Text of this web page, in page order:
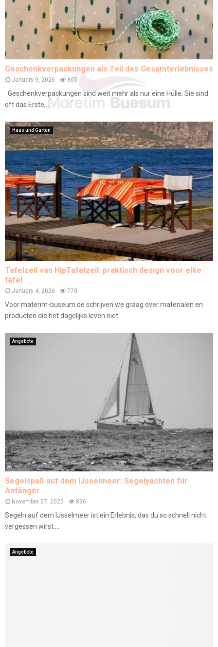
Geschenkverpackungen als Teil des Gesamterlebnisses
January 9, 2026 805
Geschenkverpackungen sind weit mehr als nur eine Hülle. Sie sind
oft das Erste,...
Haus und Garten
Tafelzeil van HipTafelzeil: praktisch design voor elke
tafel
January 4, 2026 770
Voor materim-buseum.de schrijven we graag over materialen en
producten die het dagelijks leven niet...
Angebote
Segelspaß auf dem IJsselmeer: Segelyachten für
Anfänger
November 27, 2025 836
Segeln auf dem IJsselmeer ist ein Erlebnis, das du so schnell nicht
vergessen wirst....
Angebote